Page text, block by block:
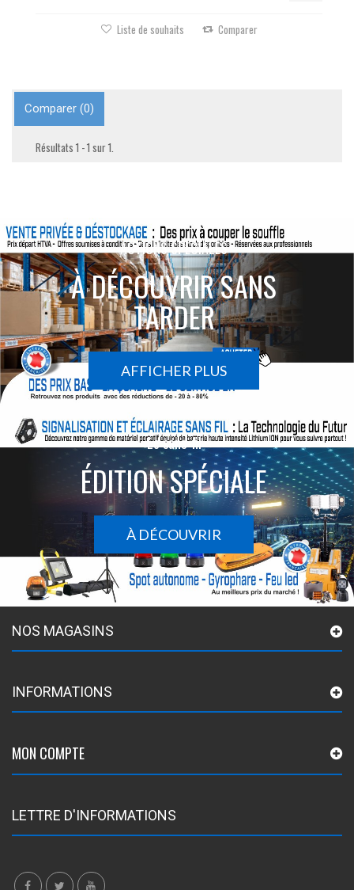
Liste de souhaits Comparer
Comparer (0)
Résultats 1 - 1 sur 1.
ACTIONS SPÉCIALES
À DÉCOUVRIR SANS
TARDER
AFFICHER PLUS
Le sans-fil
ÉDITION SPÉCIALE
À DÉCOUVRIR
NOS MAGASINS
INFORMATIONS
MON COMPTE
LETTRE D'INFORMATIONS